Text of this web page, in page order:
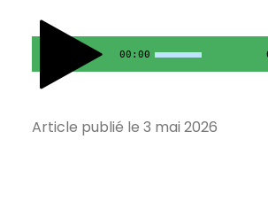
00:00
Article publié le 3 mai 2026